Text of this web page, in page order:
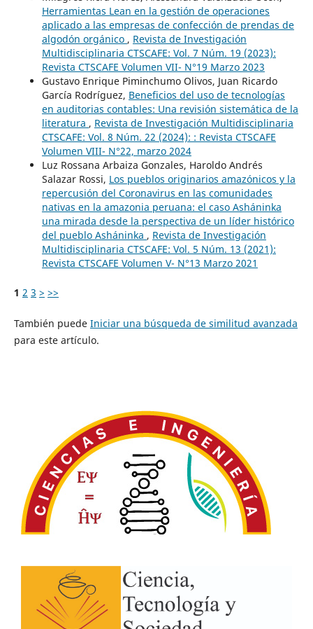
Herramientas Lean en la gestión de operaciones
aplicado a las empresas de confección de prendas de
algodón orgánico , Revista de Investigación
Multidisciplinaria CTSCAFE: Vol. 7 Núm. 19 (2023):
Revista CTSCAFE Volumen VII- N°19 Marzo 2023
Gustavo Enrique Piminchumo Olivos, Juan Ricardo
García Rodríguez, Beneficios del uso de tecnologías
en auditorias contables: Una revisión sistemática de la
literatura , Revista de Investigación Multidisciplinaria
CTSCAFE: Vol. 8 Núm. 22 (2024): : Revista CTSCAFE
Volumen VIII- N°22, marzo 2024
Luz Rossana Arbaiza Gonzales, Haroldo Andrés
Salazar Rossi, Los pueblos originarios amazónicos y la
repercusión del Coronavirus en las comunidades
nativas en la amazonia peruana: el caso Asháninka
una mirada desde la perspectiva de un líder histórico
del pueblo Asháninka , Revista de Investigación
Multidisciplinaria CTSCAFE: Vol. 5 Núm. 13 (2021):
Revista CTSCAFE Volumen V- N°13 Marzo 2021
1 2 3 > >>
También puede Iniciar una búsqueda de similitud avanzada
para este artículo.